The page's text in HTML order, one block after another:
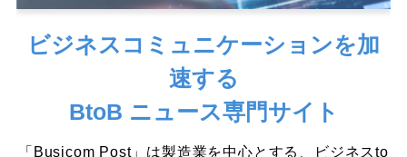
ビジネスコミュニケーションを加
速する
BtoB ニュース専門サイト
「Busicom Post」は製造業を中心とする、ビジネスto